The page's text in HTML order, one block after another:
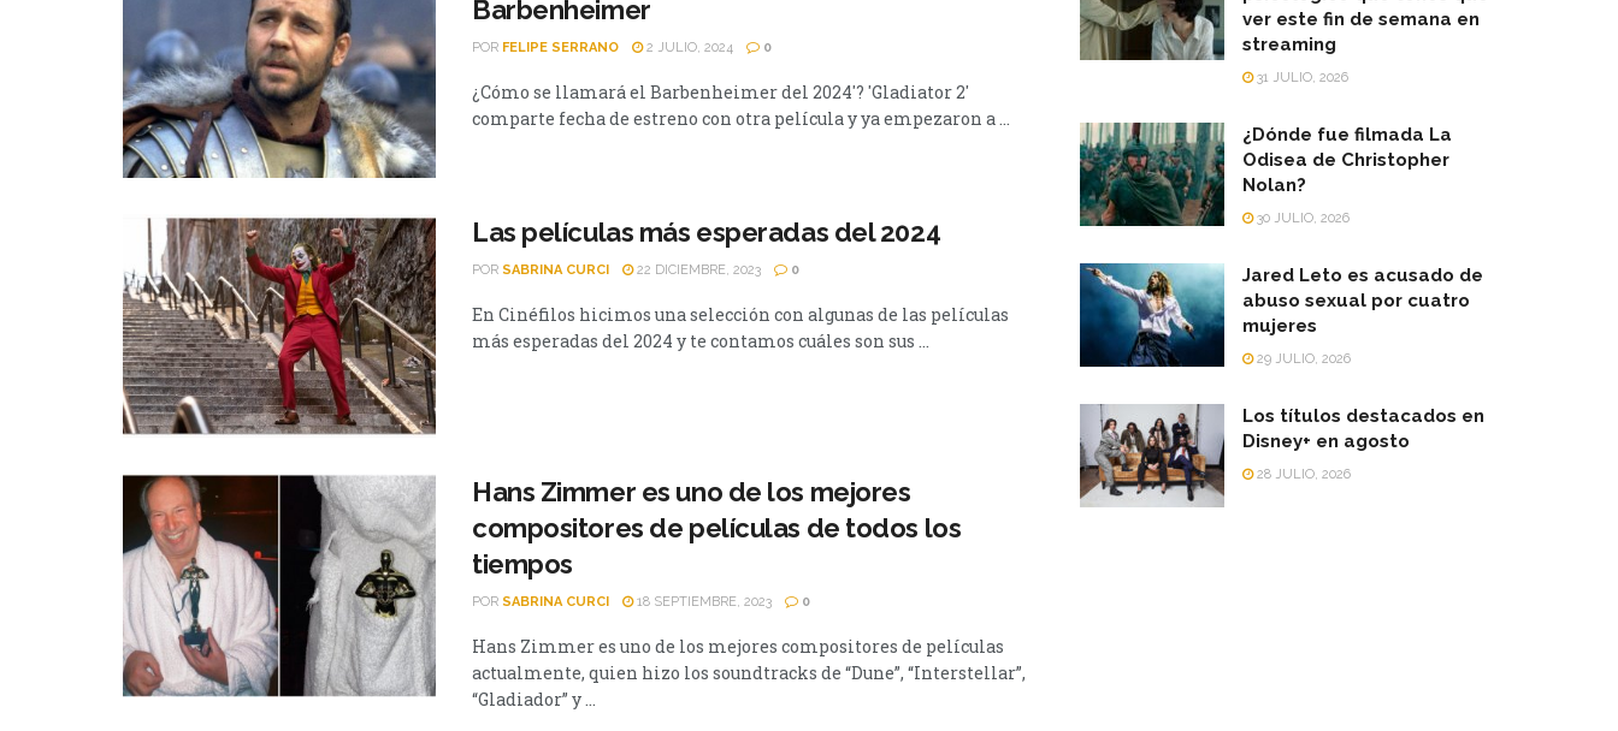
Barbenheimer
POR FELIPE SERRANO 2 JULIO, 2024 0
¿Cómo se llamará el Barbenheimer del 2024'? 'Gladiator 2'
comparte fecha de estreno con otra película y ya empezaron a ...
Las películas más esperadas del 2024
POR SABRINA CURCI 22 DICIEMBRE, 2023 0
En Cinéfilos hicimos una selección con algunas de las películas
más esperadas del 2024 y te contamos cuáles son sus ...
Hans Zimmer es uno de los mejores
compositores de películas de todos los
tiempos
POR SABRINA CURCI 18 SEPTIEMBRE, 2023 0
Hans Zimmer es uno de los mejores compositores de películas
actualmente, quien hizo los soundtracks de “Dune”, “Interstellar”,
“Gladiador” y ...
ver este fin de semana en
streaming
31 JULIO, 2026
¿Dónde fue filmada La
Odisea de Christopher
Nolan?
30 JULIO, 2026
Jared Leto es acusado de
abuso sexual por cuatro
mujeres
29 JULIO, 2026
Los títulos destacados en
Disney+ en agosto
28 JULIO, 2026